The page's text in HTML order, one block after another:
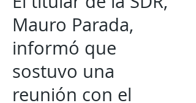
Mauro Parada,
informó que
sostuvo una
reunión con el